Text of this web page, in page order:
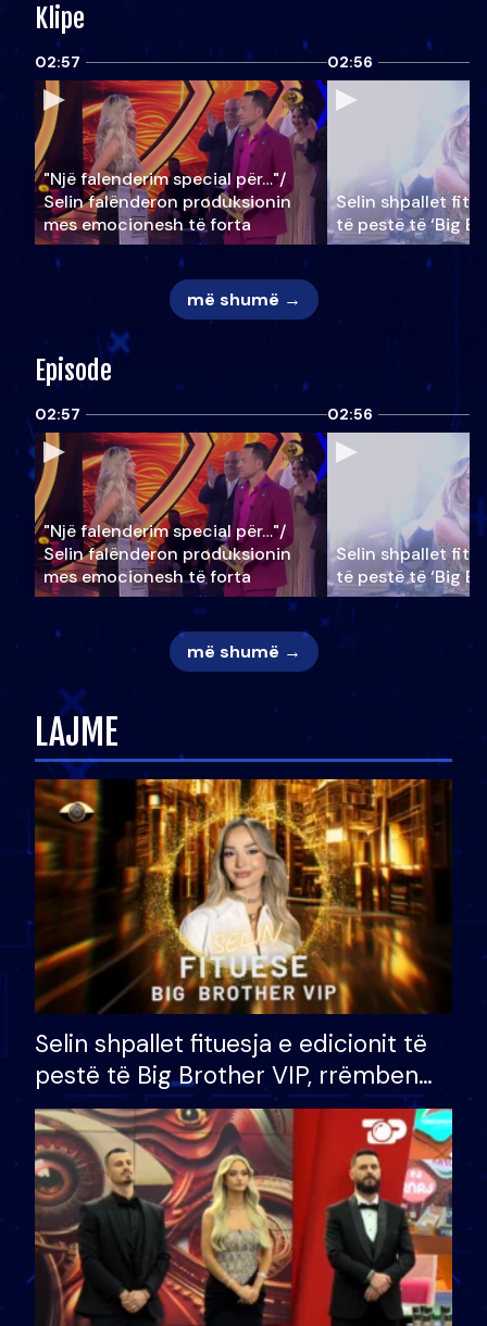
Klipe
02:57
"Një falenderim special për…"/
Selin falënderon produksionin
mes emocionesh të forta
02:56
Selin shpallet
të pestë të ‘Big
më shumë →
Episode
02:57
"Një falenderim special për…"/
Selin falënderon produksionin
mes emocionesh të forta
02:56
Selin shpallet
të pestë të ‘Big
më shumë →
LAJME
Selin shpallet fituesja e edicionit të
pestë të Big Brother VIP, rrëmben
çmimin e madh prej 100 mijë eurosh